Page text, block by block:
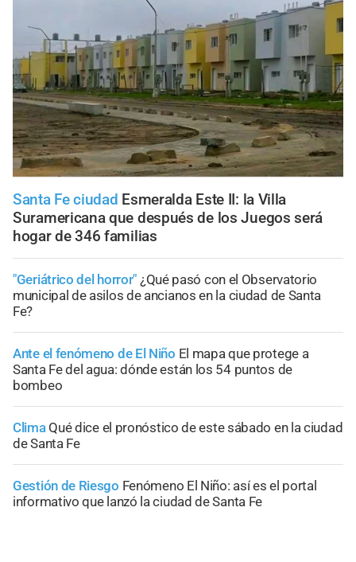
Santa Fe ciudad Esmeralda Este II: la Villa
Suramericana que después de los Juegos será
hogar de 346 familias
"Geriátrico del horror" ¿Qué pasó con el Observatorio
municipal de asilos de ancianos en la ciudad de Santa
Fe?
Ante el fenómeno de El Niño El mapa que protege a
Santa Fe del agua: dónde están los 54 puntos de
bombeo
Clima Qué dice el pronóstico de este sábado en la ciudad
de Santa Fe
Gestión de Riesgo Fenómeno El Niño: así es el portal
informativo que lanzó la ciudad de Santa Fe